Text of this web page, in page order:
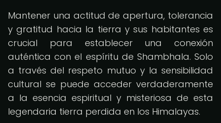
Mantener una actitud de apertura, tolerancia
y gratitud hacia la tierra y sus habitantes es
crucial para establecer una conexión
auténtica con el espíritu de Shambhala. Solo
a través del respeto mutuo y la sensibilidad
cultural se puede acceder verdaderamente
a la esencia espiritual y misteriosa de esta
legendaria tierra perdida en los Himalayas.